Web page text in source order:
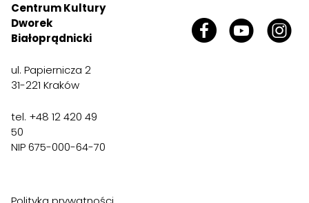
Centrum Kultury
Dworek
Białoprądnicki
ul. Papiernicza 2
31-221 Kraków
tel. +48 12 420 49
50
NIP 675-000-64-70